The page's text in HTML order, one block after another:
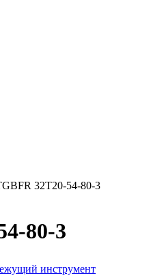
32T20-54-80-3
80-3
инструмент